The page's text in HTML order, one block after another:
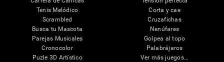
Tenis Melódico
Scrambled
Busca tu Mascota
Parejas Musicales
Cronocolor
Puzle 3D Artístico
Corta y cae
Cruzafichas
Nenúfares
Golpea al topo
Palabrájaros
Ver más juegos...